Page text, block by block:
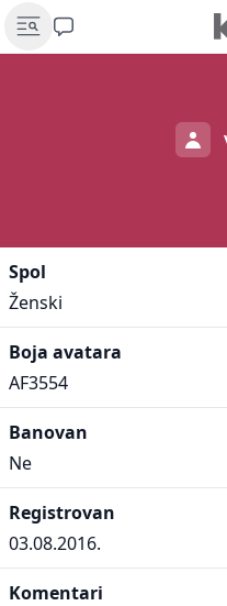
Spol
Ženski
Boja avatara
AF3554
Banovan
Ne
Registrovan
03.08.2016.
Komentari